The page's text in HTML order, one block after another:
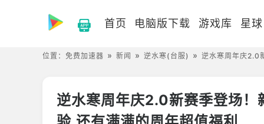
首页 电脑版下载 游戏库 星球
位置： 免费加速器 新闻 逆水寒(台服) 逆水寒周年庆2.0
逆水寒周年庆2.0新赛季登场！